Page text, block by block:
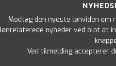
Modtag den nyeste lønviden om
lønrelaterede nyheder ved blot at
Ved tilmelding accepterer